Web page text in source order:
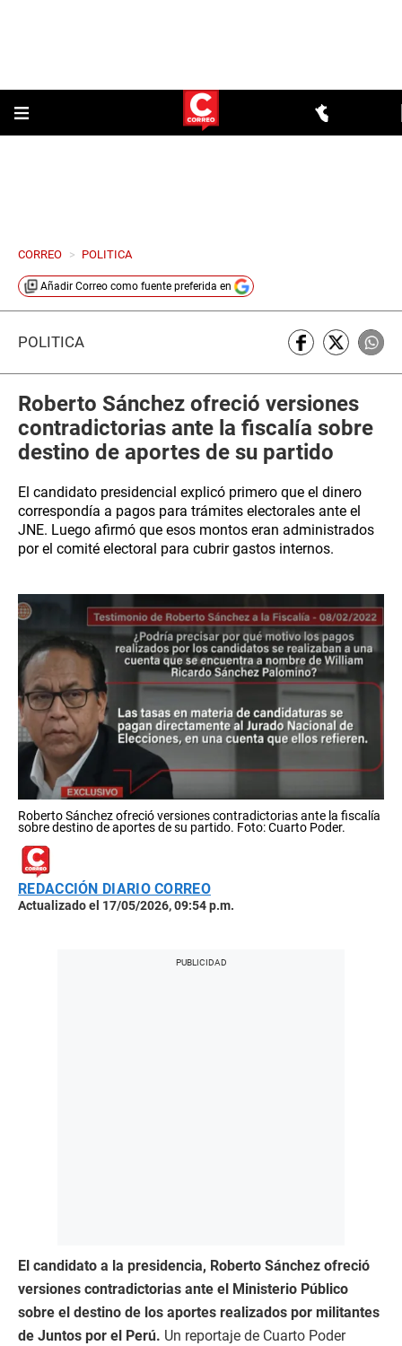
CORREO > POLITICA
Añadir Correo como fuente preferida en
POLÍTICA
Roberto Sánchez ofreció versiones
contradictorias ante la fiscalía sobre
destino de aportes de su partido
El candidato presidencial explicó primero que el dinero
correspondía a pagos para trámites electorales ante el
JNE. Luego afirmó que esos montos eran administrados
por el comité electoral para cubrir gastos internos.
Roberto Sánchez ofreció versiones contradictorias ante la fiscalía
sobre destino de aportes de su partido. Foto: Cuarto Poder.
REDACCIÓN DIARIO CORREO
Actualizado el 17/05/2026, 09:54 p.m.
El candidato a la presidencia, Roberto Sánchez ofreció
versiones contradictorias ante el Ministerio Público
sobre el destino de los aportes realizados por militantes
de Juntos por el Perú. Un reportaje de Cuarto Poder